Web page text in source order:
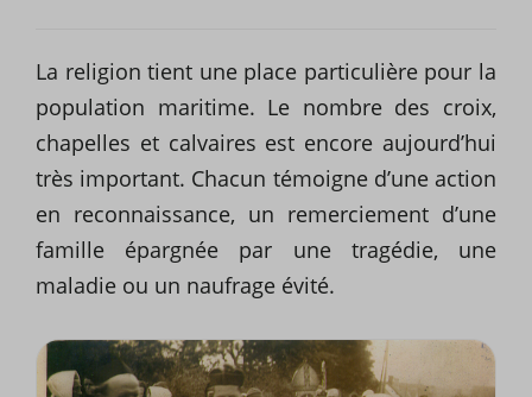
La religion tient une place particulière pour la
population maritime. Le nombre des croix,
chapelles et calvaires est encore aujourd’hui
très important. Chacun témoigne d’une action
en reconnaissance, un remerciement d’une
famille épargnée par une tragédie, une
maladie ou un naufrage évité.